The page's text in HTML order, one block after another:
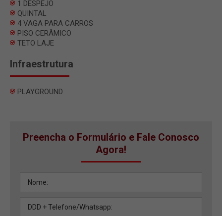
1 DESPEJO
QUINTAL
4 VAGA PARA CARROS
PISO CERÂMICO
TETO LAJE
Infraestrutura
PLAYGROUND
Preencha o Formulário e Fale Conosco
Agora!